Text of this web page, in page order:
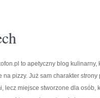
to apetyczny blog
na pizzy. Już sam charakter
lecz miejsce stworzone dla osób,